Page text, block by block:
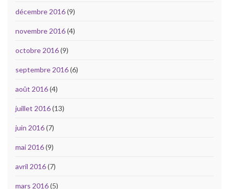
décembre 2016(9)
novembre 2016(4)
octobre 2016(9)
septembre 2016(6)
août 2016(4)
juillet 2016(13)
juin 2016(7)
mai 2016(9)
avril 2016(7)
mars 2016(5)